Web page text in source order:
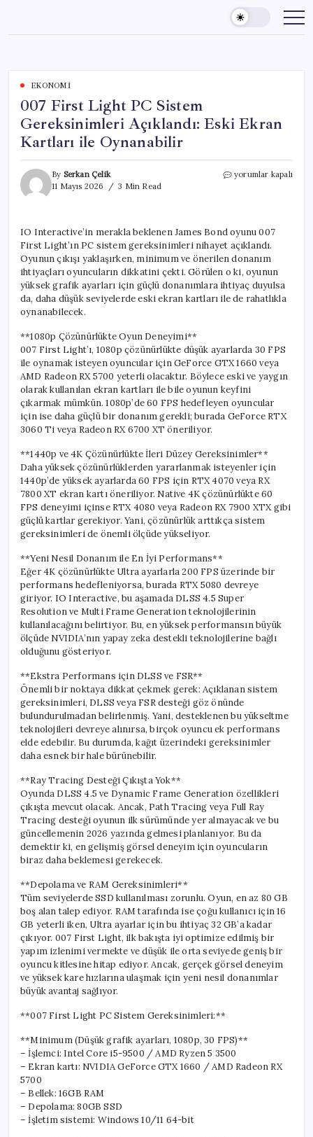
content
EKONOMI
007 First Light PC Sistem
Gereksinimleri Açıklandı: Eski Ekran
Kartları ile Oynanabilir
By Serkan Çelik
11 Mayıs 2026
3 Min Read
007
Gereksinimleri
Açıklandı:
Eski
Ekran
Kartları
ile
Oynanabilir
yorumlar kapalı
IO Interactive’in merakla beklenen James Bond oyunu 007
First Light’ın PC sistem gereksinimleri nihayet açıklandı.
Oyunun çıkışı yaklaşırken, minimum ve önerilen donanım
ihtiyaçları oyuncuların dikkatini çekti. Görülen o ki, oyunun
yüksek grafik ayarları için güçlü donanımlara ihtiyaç duyulsa
da, daha düşük seviyelerde eski ekran kartları ile de rahatlıkla
oynanabilecek.
**1080p Çözünürlükte Oyun Deneyimi**
007 First Light’ı, 1080p çözünürlükte düşük ayarlarda 30 FPS
ile oynamak isteyen oyuncular için GeForce GTX 1660 veya
AMD Radeon RX 5700 yeterli olacaktır. Böylece eski ve yaygın
olarak kullanılan ekran kartları ile bile oyunun keyfini
çıkarmak mümkün. 1080p’de 60 FPS hedefleyen oyuncular
için ise daha güçlü bir donanım gerekli; burada GeForce RTX
3060 Ti veya Radeon RX 6700 XT öneriliyor.
**1440p ve 4K Çözünürlükte İleri Düzey Gereksinimler**
Daha yüksek çözünürlüklerden yararlanmak isteyenler için
1440p’de yüksek ayarlarda 60 FPS için RTX 4070 veya RX
7800 XT ekran kartı öneriliyor. Native 4K çözünürlükte 60
FPS deneyimi içinse RTX 4080 veya Radeon RX 7900 XTX gibi
güçlü kartlar gerekiyor. Yani, çözünürlük arttıkça sistem
gereksinimleri de önemli ölçüde yükseliyor.
**Yeni Nesil Donanım ile En İyi Performans**
Eğer 4K çözünürlükte Ultra ayarlarla 200 FPS üzerinde bir
performans hedefleniyorsa, burada RTX 5080 devreye
giriyor. IO Interactive, bu aşamada DLSS 4.5 Super
Resolution ve Multi Frame Generation teknolojilerinin
kullanılacağını belirtiyor. Bu, en yüksek performansın büyük
ölçüde NVIDIA’nın yapay zeka destekli teknolojilerine bağlı
olduğunu gösteriyor.
**Ekstra Performans için DLSS ve FSR**
Önemli bir noktaya dikkat çekmek gerek: Açıklanan sistem
gereksinimleri, DLSS veya FSR desteği göz önünde
bulundurulmadan belirlenmiş. Yani, desteklenen bu yükseltme
teknolojileri devreye alınırsa, birçok oyuncu ek performans
elde edebilir. Bu durumda, kağıt üzerindeki gereksinimler
daha esnek bir hale bürünebilir.
**Ray Tracing Desteği Çıkışta Yok**
Oyunda DLSS 4.5 ve Dynamic Frame Generation özellikleri
çıkışta mevcut olacak. Ancak, Path Tracing veya Full Ray
Tracing desteği oyunun ilk sürümünde yer almayacak ve bu
güncellemenin 2026 yazında gelmesi planlanıyor. Bu da
demektir ki, en gelişmiş görsel deneyim için oyuncuların
biraz daha beklemesi gerekecek.
**Depolama ve RAM Gereksinimleri**
Tüm seviyelerde SSD kullanılması zorunlu. Oyun, en az 80 GB
boş alan talep ediyor. RAM tarafında ise çoğu kullanıcı için 16
GB yeterli iken, Ultra ayarlar için bu ihtiyaç 32 GB’a kadar
çıkıyor. 007 First Light, ilk bakışta iyi optimize edilmiş bir
yapım izlenimi vermekte ve düşük ile orta seviyede geniş bir
oyuncu kitlesine hitap ediyor. Ancak, gerçek görsel deneyim
ve yüksek kare hızlarına ulaşmak için yeni nesil donanımlar
büyük avantaj sağlıyor.
**007 First Light PC Sistem Gereksinimleri:**
**Minimum (Düşük grafik ayarları, 1080p, 30 FPS)**
– İşlemci: Intel Core i5-9500 / AMD Ryzen 5 3500
– Ekran kartı: NVIDIA GeForce GTX 1660 / AMD Radeon RX
5700
– Bellek: 16GB RAM
– Depolama: 80GB SSD
– İşletim sistemi: Windows 10/11 64-bit